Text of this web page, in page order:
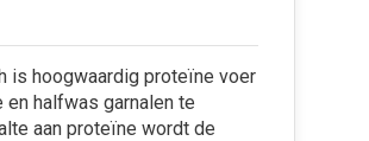
is hoogwaardig proteïne voer
halfwas garnalen te
aan proteïne wordt de